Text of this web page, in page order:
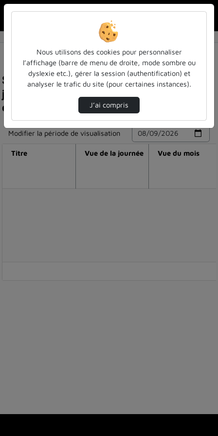
Statistiques de visualisation de la vidéo Folle
journée de l'architecture : belle coopération
étudiante
Modifier la période de visualisation
Titre Vue de la journée Vue du mois
Nous utilisons des cookies pour personnaliser
l’affichage (barre de menu de droite, mode sombre ou
dyslexie etc.), gérer la session (authentification) et
analyser le trafic du site (pour certaines instances).
J’ai compris